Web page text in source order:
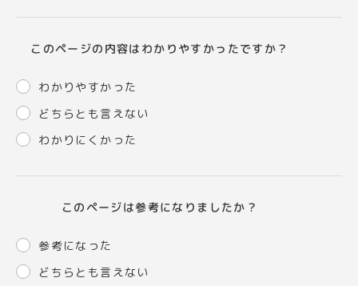
このページの内容はわかりやすかったですか？
わかりやすかった
どちらとも言えない
わかりにくかった
このページは参考になりましたか？
参考になった
どちらとも言えない